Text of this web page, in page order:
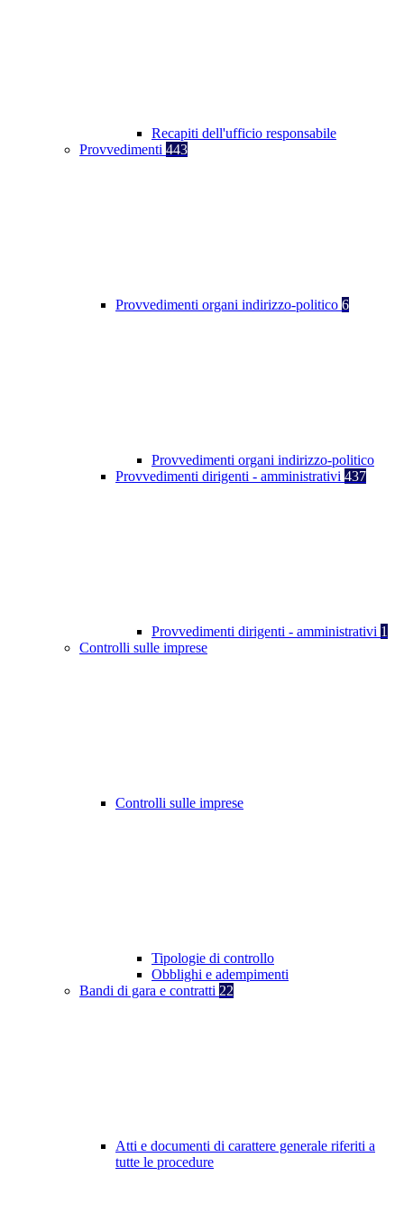
Recapiti dell'ufficio responsabile
Provvedimenti 443
Provvedimenti organi indirizzo-politico 6
Provvedimenti organi indirizzo-politico
Provvedimenti dirigenti - amministrativi 437
Provvedimenti dirigenti - amministrativi 1
Controlli sulle imprese
Controlli sulle imprese
Tipologie di controllo
Obblighi e adempimenti
Bandi di gara e contratti 22
Atti e documenti di carattere generale riferiti a
tutte le procedure